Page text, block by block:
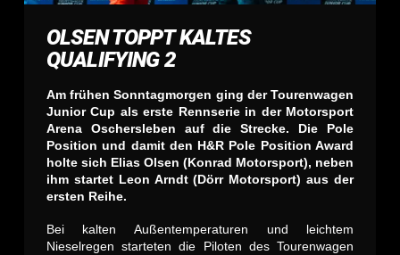
OLSEN TOPPT KALTES
QUALIFYING 2
Am frühen Sonntagmorgen ging der Tourenwagen
Junior Cup als erste Rennserie in der Motorsport
Arena Oschersleben auf die Strecke. Die Pole
Position und damit den H&R Pole Position Award
holte sich Elias Olsen (Konrad Motorsport), neben
ihm startet Leon Arndt (Dörr Motorsport) aus der
ersten Reihe.
Bei kalten Außentemperaturen und leichtem
Nieselregen starteten die Piloten des Tourenwagen